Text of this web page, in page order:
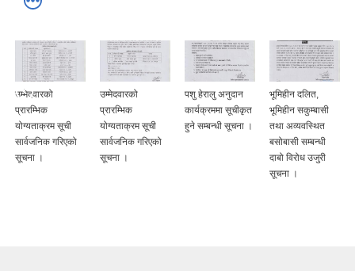
उम्मेदवारको
प्रारम्भिक
योग्यताक्रम सूची
सार्वजनिक गरिएको
सूचना ।
उम्मेदवारको
प्रारम्भिक
योग्यताक्रम सूची
सार्वजनिक गरिएको
सूचना ।
पशु हेरालु अनुदान
कार्यक्रममा सूचीकृत
हुने सम्बन्धी सूचना ।
भूमिहीन दलित,
भूमिहीन सकुम्बासी
तथा अव्यवस्थित
बसोबासी सम्बन्धी
दाबो विरोध उजुरी
सूचना ।